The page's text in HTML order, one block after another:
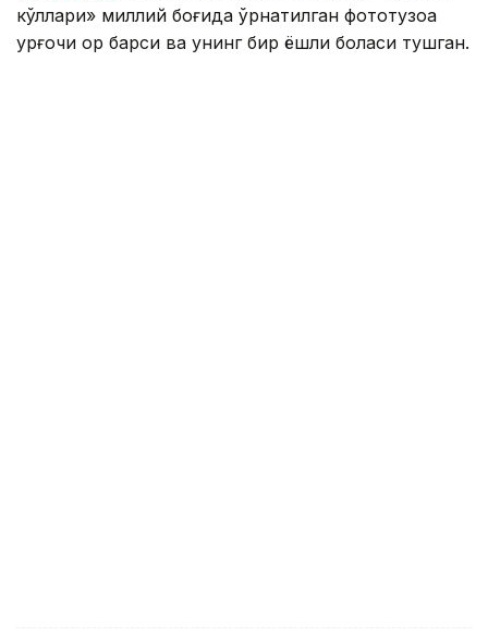
кўллари» миллий боғида ўрнатилган фототузоққа
урғочи қор барси ва унинг бир ёшли боласи тушган.